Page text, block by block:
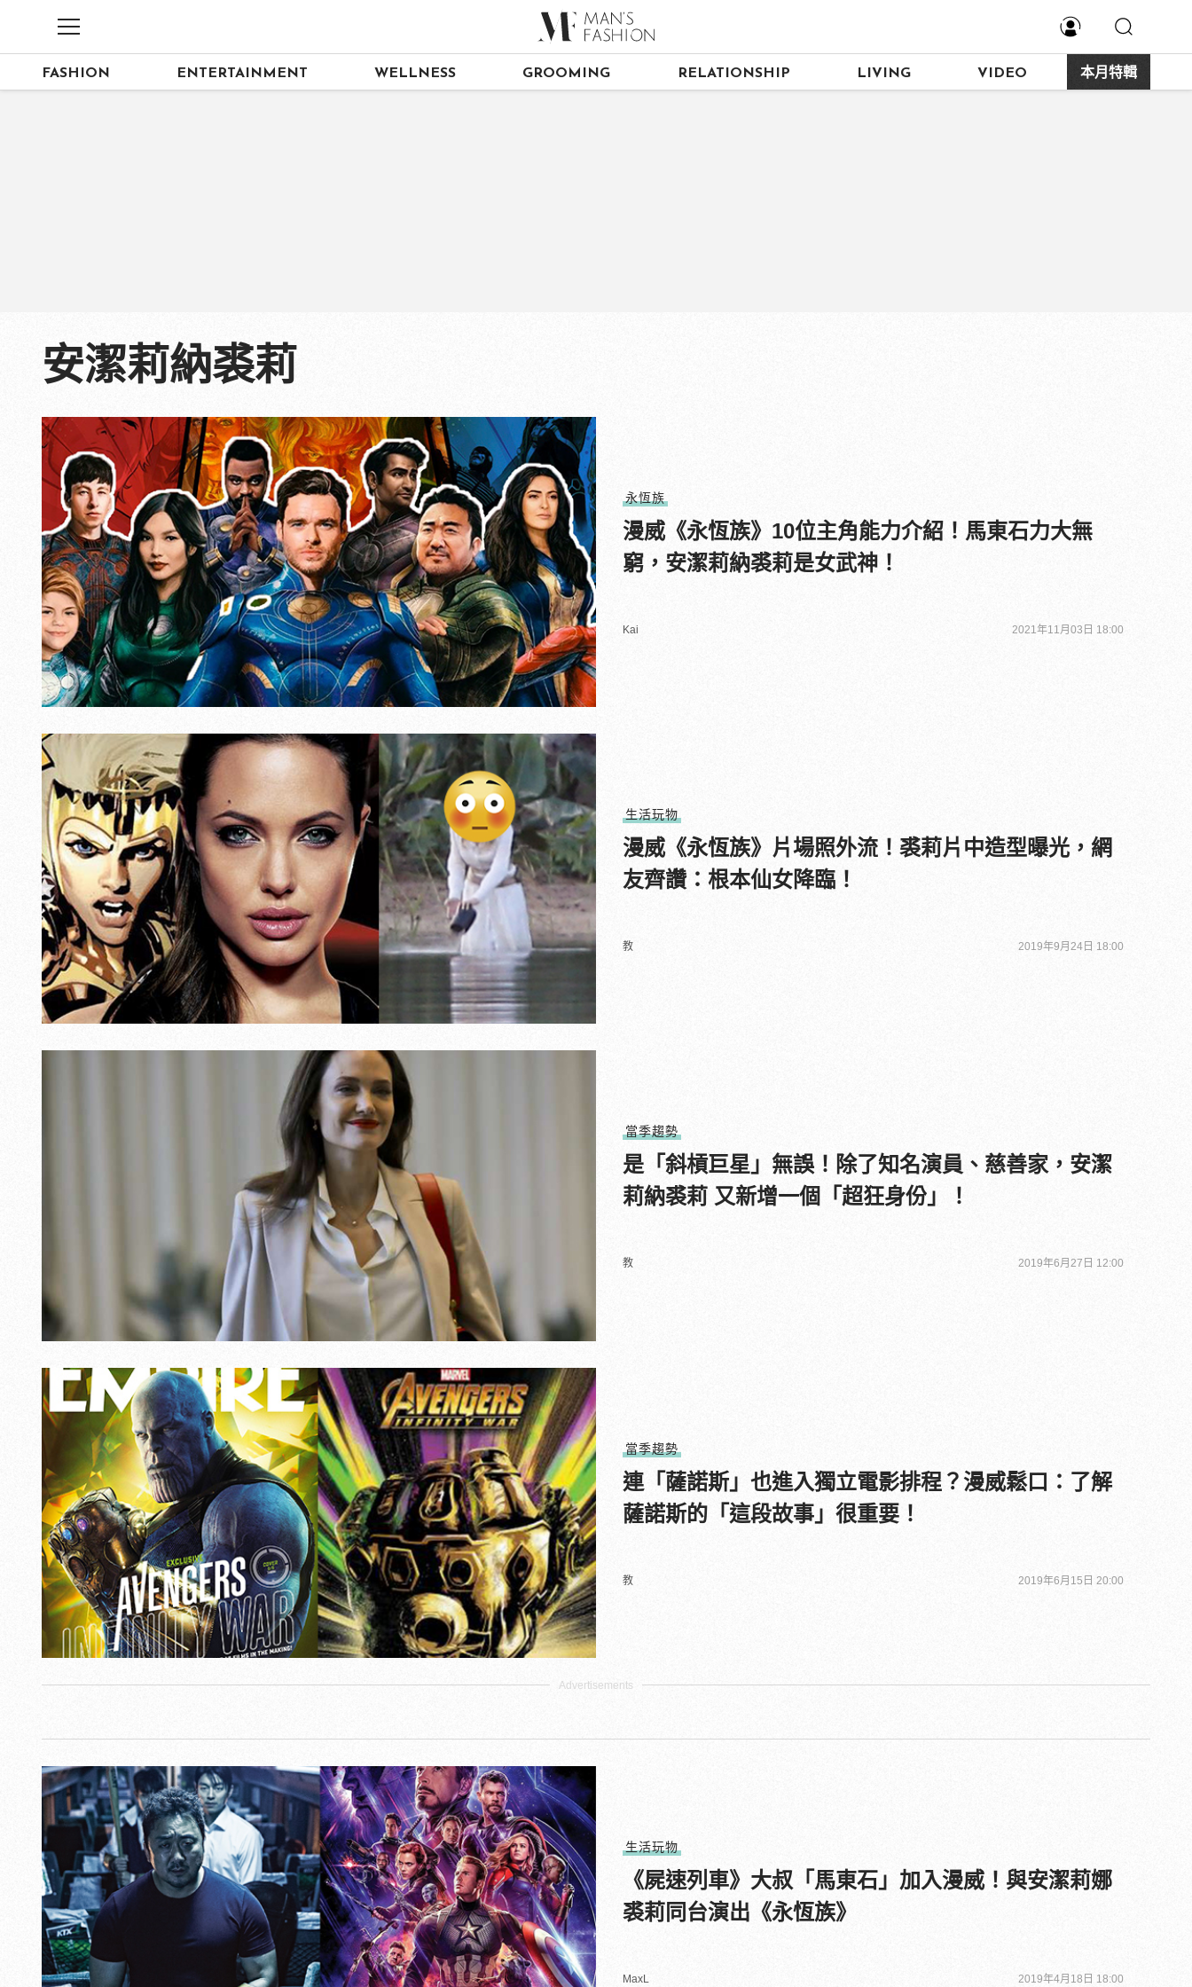
FASHION ENTERTAINMENT WELLNESS GROOMING RELATIONSHIP LIVING VIDEO 本月特輯
安潔莉納裘莉
永恆族
漫威《永恆族》10位主角能力介紹！馬東石力大無
窮，安潔莉納裘莉是女武神！
Kai 2021年11月03日 18:00
生活玩物
漫威《永恆族》片場照外流！裘莉片中造型曝光，網
友齊讚：根本仙女降臨！
教 2019年9月24日 18:00
當季趨勢
是「斜槓巨星」無誤！除了知名演員、慈善家，安潔
莉納裘莉 又新增一個「超狂身份」！
教 2019年6月27日 12:00
當季趨勢
連「薩諾斯」也進入獨立電影排程？漫威鬆口：了解
薩諾斯的「這段故事」很重要！
教 2019年6月15日 20:00
生活玩物
《屍速列車》大叔「馬東石」加入漫威！與安潔莉娜
裘莉同台演出《永恆族》
MaxL 2019年4月18日 18:00